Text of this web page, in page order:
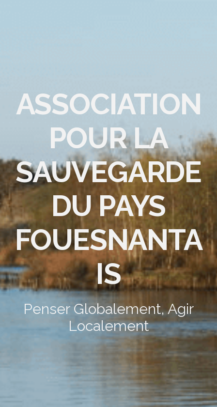
ASSOCIATION
POUR LA
SAUVEGARDE
DU PAYS
FOUESNANTA
IS
Penser Globalement, Agir
Localement